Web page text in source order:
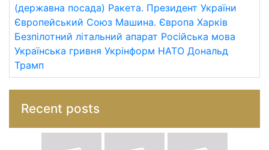
(державна посада) Ракета. Президент України
Європейський Союз Машина. Європа Харків
Безпілотний літальний апарат Російська мова
Українська гривня Укрінформ НАТО Дональд
Трамп
Recent posts